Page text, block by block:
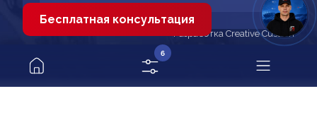
Разработка Creative Custom
6
Бесплатная консультация